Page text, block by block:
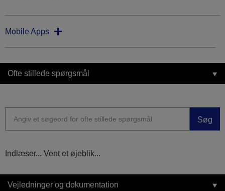
Mobile Apps
Ofte stillede spørgsmål
Søg
Indlæser... Vent et øjeblik...
Vejledninger og dokumentation